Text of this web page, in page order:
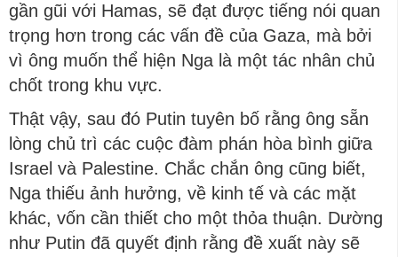
gần gũi với Hamas, sẽ đạt được tiếng nói quan
trọng hơn trong các vấn đề của Gaza, mà bởi
vì ông muốn thể hiện Nga là một tác nhân chủ
chốt trong khu vực.
Thật vậy, sau đó Putin tuyên bố rằng ông sẵn
lòng chủ trì các cuộc đàm phán hòa bình giữa
Israel và Palestine. Chắc chắn ông cũng biết,
Nga thiếu ảnh hưởng, về kinh tế và các mặt
khác, vốn cần thiết cho một thỏa thuận. Dường
như Putin đã quyết định rằng đề xuất này sẽ